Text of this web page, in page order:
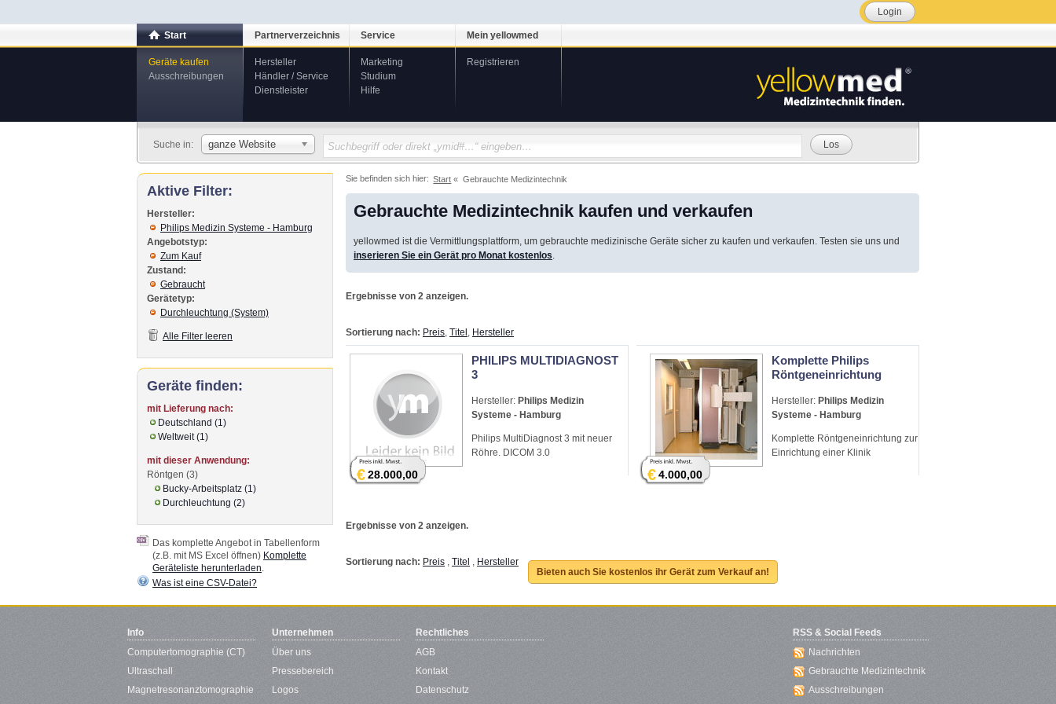
Login
Start
Geräte kaufen
Ausschreibungen
Partnerverzeichnis
Hersteller
Händler / Service
Dienstleister
Service
Marketing
Studium
Hilfe
Mein yellowmed
Registrieren
Suche in: ganze Website Los
Sie befinden sich hier: Start Gebrauchte Medizintechnik
Gebrauchte Medizintechnik kaufen und verkaufen
yellowmed ist die Vermittlungsplattform, um gebrauchte medizinische Geräte sicher zu kaufen und verkaufen. Testen sie uns und
inserieren Sie ein Gerät pro Monat kostenlos
Ergebnisse von 2 anzeigen.
Sortierung nach: Preis Titel Hersteller
PHILIPS MULTIDIAGNOST
3
Hersteller: Philips Medizin
Systeme - Hamburg
Philips MultiDiagnost 3 mit neuer
Röhre. DICOM 3.0
€28.000,00
Komplette Philips
Röntgeneinrichtung
Hersteller: Philips Medizin
Systeme - Hamburg
Komplette Röntgeneinrichtung zur
Einrichtung einer Klinik
€4.000,00
Ergebnisse von 2 anzeigen.
Sortierung nach: Preis , Titel , Hersteller
Bieten auch Sie kostenlos ihr Gerät zum Verkauf an!
Aktive Filter:
Hersteller:
Philips Medizin Systeme - Hamburg
Angebotstyp:
Zum Kauf
Zustand:
Gebraucht
Gerätetyp:
Durchleuchtung (System)
Alle Filter leeren
Geräte finden:
mit Lieferung nach:
Deutschland (1)
Weltweit (1)
mit dieser Anwendung:
Röntgen (3)
Bucky-Arbeitsplatz (1)
Durchleuchtung (2)
Das komplette Angebot in Tabellenform
(z.B. mit MS Excel öffnen) Komplette
Geräteliste herunterladen
Was ist eine CSV-Datei?
Info
Computertomographie (CT)
Ultraschall
Magnetresonanztomographie
Unternehmen
Über uns
Pressebereich
Logos
Rechtliches
AGB
Kontakt
Datenschutz
RSS & Social Feeds
Nachrichten
Gebrauchte Medizintechnik
Ausschreibungen